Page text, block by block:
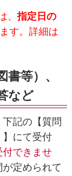
、 指定日の
す。詳細は
書等）、
など
記の【質問
】にて受付
付できませ
定められて